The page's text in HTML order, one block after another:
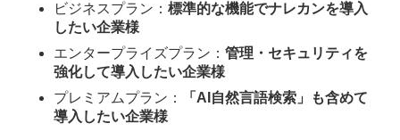
ビジネスプラン： 標準的な機能でナレカンを導入
したい企業様
エンタープライズプラン： 管理・セキュリティを
強化して導入したい企業様
プレミアムプラン：
「AI自然言語検索」も含めて
導入したい企業様